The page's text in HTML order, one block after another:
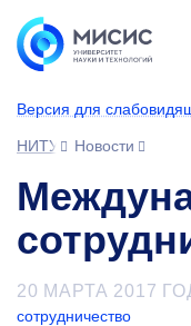
Версия для
НИТУ МИСИС
Новости
20 МАРТА 2017
сотрудничество